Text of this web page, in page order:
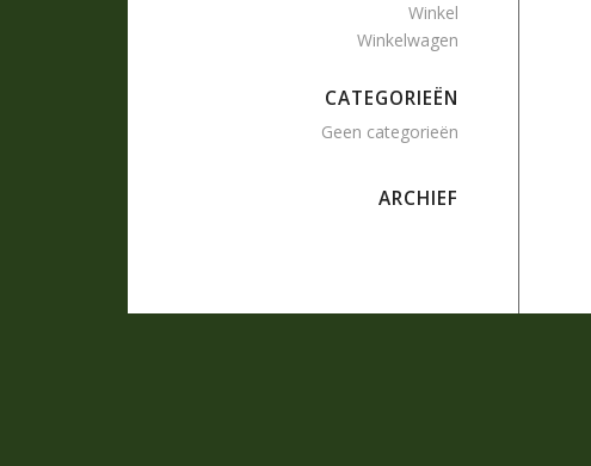
Winkel
Winkelwagen
CATEGORIEËN
Geen categorieën
ARCHIEF